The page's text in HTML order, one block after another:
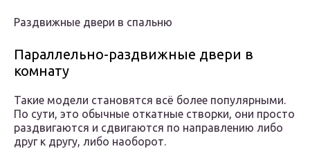
Раздвижные двери в спальню
Параллельно-раздвижные двери в
комнату
Такие модели становятся всё более популярными.
По сути, это обычные откатные створки, они просто
раздвигаются и сдвигаются по направлению либо
друг к другу, либо наоборот.